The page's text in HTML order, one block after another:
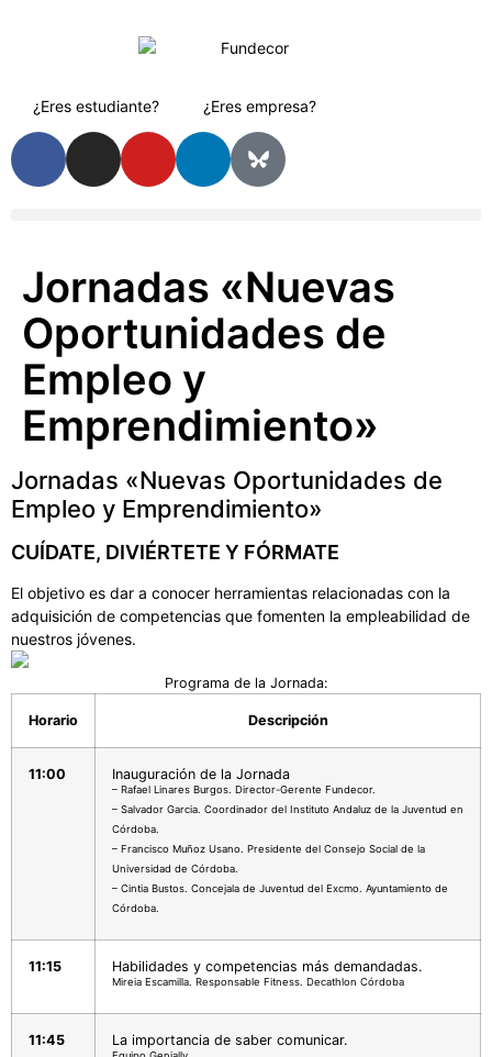
¿Eres estudiante? ¿Eres empresa?
Jornadas «Nuevas
Oportunidades de
Empleo y
Emprendimiento»
Jornadas «Nuevas Oportunidades de
Empleo y Emprendimiento»
CUÍDATE, DIVIÉRTETE Y FÓRMATE
El objetivo es dar a conocer herramientas relacionadas con la
adquisición de competencias que fomenten la empleabilidad de
nuestros jóvenes.
Programa de la Jornada:
Horario Descripción
11:00 Inauguración de la Jornada
– Rafael Linares Burgos. Director-Gerente Fundecor.
– Salvador Garcia. Coordinador del Instituto Andaluz de la Juventud en
Córdoba.
– Francisco Muñoz Usano. Presidente del Consejo Social de la
Universidad de Córdoba.
– Cintia Bustos. Concejala de Juventud del Excmo. Ayuntamiento de
Córdoba.
11:15 Habilidades y competencias más demandadas.
Mireia Escamilla. Responsable Fitness. Decathlon Córdoba
11:45 La importancia de saber comunicar.